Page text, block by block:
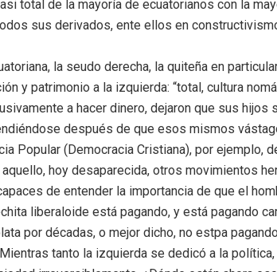
total de la mayoría de ecuatorianos con la
sus derivados, ente ellos en
la seudo derecha, la quiteña en
y patrimonio a la izquierda: “total, cultura
a hacer dinero, dejaron que sus hijos
después de que esos mismos
Popular (Democracia Cristiana), por ejemplo,
hoy desaparecida, otros movimientos
de entender la importancia de que el
liberaloide está pagando, y está pagando
por décadas, o mejor dicho, no estpa
tanto la izquierda se dedicó a la